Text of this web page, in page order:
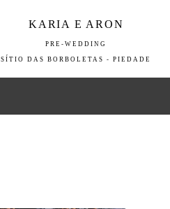
KARIA E ARON
PRE-WEDDING
SÍTIO DAS BORBOLETAS - PIEDADE